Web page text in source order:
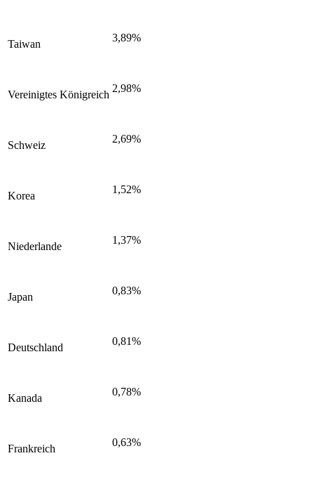
Taiwan
3,89%
Vereinigtes Königreich
2,98%
Schweiz
2,69%
Korea
1,52%
Niederlande
1,37%
Japan
0,83%
Deutschland
0,81%
Kanada
0,78%
Frankreich
0,63%